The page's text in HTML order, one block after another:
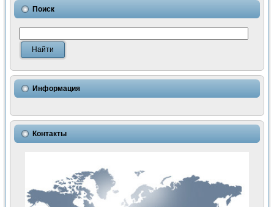
Аппаратно-программный комплекс для исследования
Виртуальный лабораторный стенд для исследования
Измерение шумовых параметров операционных
Измерительный преобразователь на основе цифровой
Использование NI LabVIEW для математического
Исследовние возможности создания измерителя ВАХ
Математическое моделирование генератора сигналов -
Применение осциллографического модуля с высоким
Симуляция отклика импульсного радиолокационного
Автоматизация формирования уравнений состояния для
Разработка автоматизированного стенда для измерения
Применение среды LabVIEW для построения картины
Портативная система для определения показателей
Использование LabVIEW для управления источником
Поиск
Информация
Контакты